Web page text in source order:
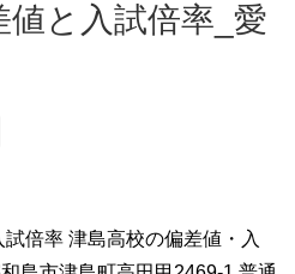
と入試倍率_愛
倍率 津島高校の偏差値・入